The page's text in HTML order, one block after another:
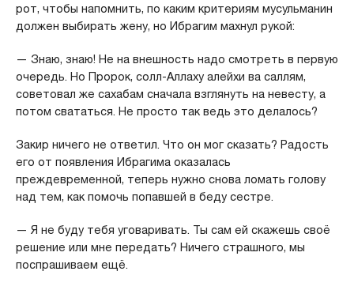
рот, чтобы напомнить, по каким критериям мусульманин
должен выбирать жену, но Ибрагим махнул рукой:
— Знаю, знаю! Не на внешность надо смотреть в первую
очередь. Но Пророк, солл-Аллаху алейхи ва саллям,
советовал же сахабам сначала взглянуть на невесту, а
потом свататься. Не просто так ведь это делалось?
Закир ничего не ответил. Что он мог сказать? Радость
его от появления Ибрагима оказалась
преждевременной, теперь нужно снова ломать голову
над тем, как помочь попавшей в беду сестре.
— Я не буду тебя уговаривать. Ты сам ей скажешь своё
решение или мне передать? Ничего страшного, мы
поспрашиваем ещё.